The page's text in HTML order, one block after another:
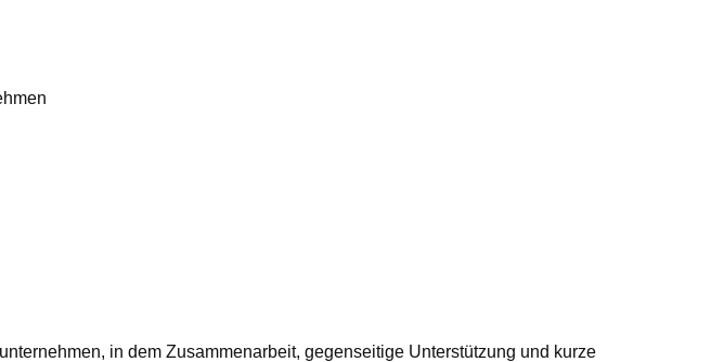
in dem Zusammenarbeit, gegenseitige Unterstützung und kurze